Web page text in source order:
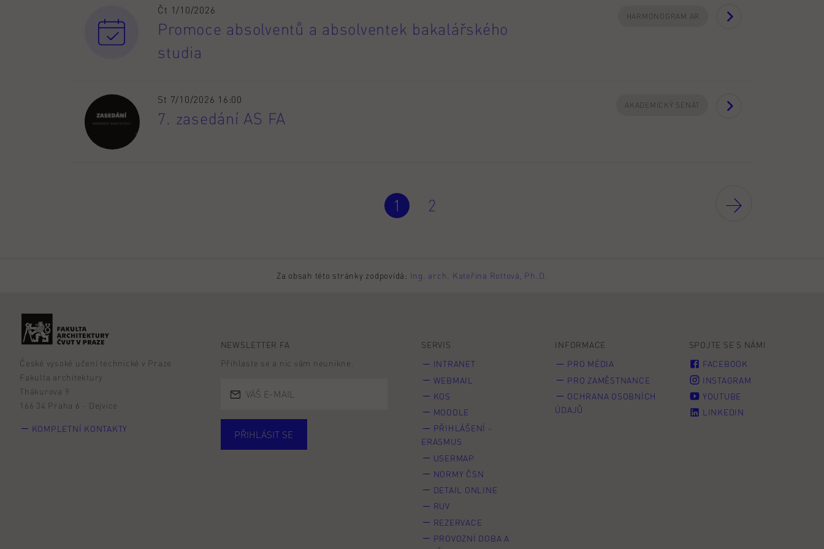
Čt 1/10/2026
Promoce absolventů a absolventek bakalářského
studia
HARMONOGRAM AR
St 7/10/2026 16:00
7. zasedání AS FA
AKADEMICKÝ SENÁT
1 2
Za obsah této stránky zodpovídá: Ing. arch. Kateřina Rottová, Ph.D.
České vysoké učení technické v Praze
Fakulta architektury
Thákurova 9
166 34 Praha 6 - Dejvice
KOMPLETNÍ KONTAKTY
NEWSLETTER FA
Přihlaste se a nic vám neunikne.
Studující
PŘIHLÁSIT SE
SERVIS
INTRANET
WEBMAIL
KOS
MOODLE
PŘIHLÁŠENÍ -
ERASMUS
USERMAP
NORMY ČSN
DETAIL ONLINE
RUV
REZERVACE
PROVOZNÍ DOBA A
INFORMACE
PRO MÉDIA
PRO ZAMĚSTNANCE
OCHRANA OSOBNÍCH
ÚDAJŮ
SPOJTE SE S NÁMI
FACEBOOK
INSTAGRAM
YOUTUBE
LINKEDIN